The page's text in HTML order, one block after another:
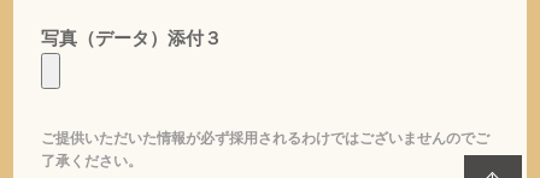
写真（データ）添付３
ご提供いただいた情報が必ず採用されるわけではございませんのでご
了承ください。